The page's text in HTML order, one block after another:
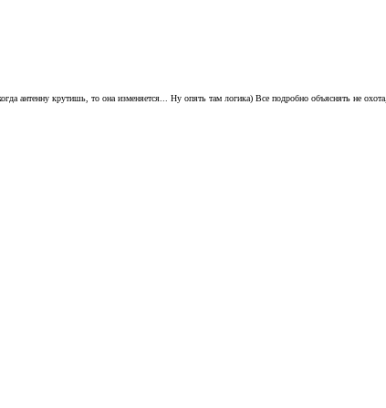
антенну крутишь, то она изменяется... Ну опять там логика) Все подробно объяснять не